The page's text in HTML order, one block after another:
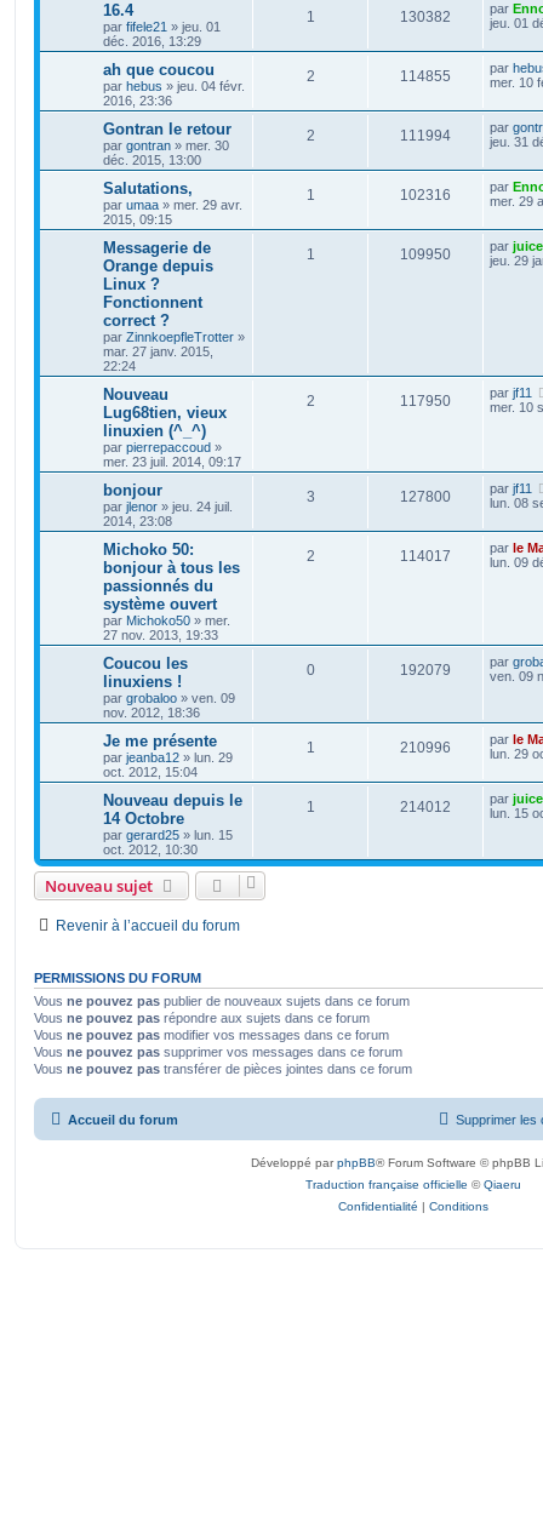
16.4
par fifele21 » jeu. 01
déc. 2016, 13:29
1 130382 par
jeu. 01
ah que coucou
par hebus » jeu. 04 févr.
2016, 23:36
2 114855 par
mer. 10
Gontran le retour
par gontran » mer. 30
déc. 2015, 13:00
2 111994 par
jeu. 31
Salutations,
par umaa » mer. 29 avr.
2015, 09:15
1 102316 par
mer. 29
Messagerie de
Orange depuis
Linux ?
Fonctionnent
correct ?
par ZinnkoepfleTrotter »
mar. 27 janv. 2015,
22:24
1 109950 par juice
jeu. 29
Nouveau
Lug68tien, vieux
linuxien (^_^)
par pierrepaccoud »
mer. 23 juil. 2014, 09:17
2 117950 par jf11
mer. 10
bonjour
par jlenor » jeu. 24 juil.
2014, 23:08
3 127800 par jf11
lun. 08
Michoko 50:
bonjour à tous les
passionnés du
système ouvert
par Michoko50 » mer.
27 nov. 2013, 19:33
2 114017 par le
lun. 09
Coucou les
linuxiens !
par grobaloo » ven. 09
nov. 2012, 18:36
0 192079 par
ven. 09
Je me présente
par jeanba12 » lun. 29
oct. 2012, 15:04
1 210996 par le
lun. 29
Nouveau depuis le
14 Octobre
par gerard25 » lun. 15
oct. 2012, 10:30
1 214012 par juice
lun. 15
Nouveau sujet
Revenir à l’accueil du forum
PERMISSIONS DU FORUM
Vous ne pouvez pas publier de nouveaux sujets dans ce forum
Vous ne pouvez pas répondre aux sujets dans ce forum
Vous ne pouvez pas modifier vos messages dans ce forum
Vous ne pouvez pas supprimer vos messages dans ce forum
Vous ne pouvez pas transférer de pièces jointes dans ce forum
Accueil du forum Supprimer les
Développé parphpBB® Forum Software © phpBB
Traduction française officielle ©Qiaeru
Confidentialité | Conditions